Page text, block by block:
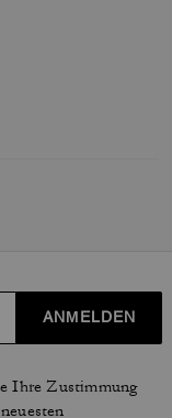
ANMELDEN
Ihre Zustimmung